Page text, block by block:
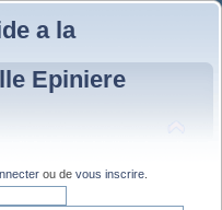
a la
Epiniere
ou de vous inscrire